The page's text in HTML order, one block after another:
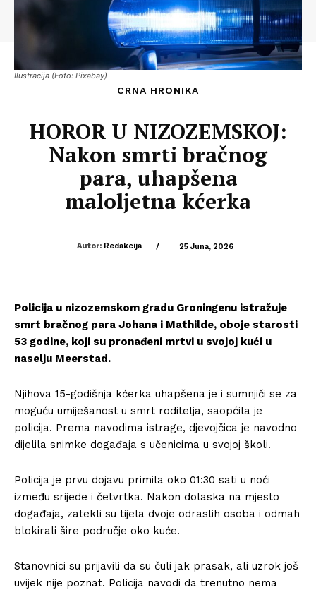
Ilustracija (Foto: Pixabay)
CRNA HRONIKA
HOROR U NIZOZEMSKOJ:
Nakon smrti bračnog
para, uhapšena
maloljetna kćerka
Autor: Redakcija / 25 Juna, 2026
Policija u nizozemskom gradu Groningenu istražuje
smrt bračnog para Johana i Mathilde, oboje starosti
53 godine, koji su pronađeni mrtvi u svojoj kući u
naselju Meerstad.
Njihova 15-godišnja kćerka uhapšena je i sumnjiči se za
moguću umiješanost u smrt roditelja, saopćila je
policija. Prema navodima istrage, djevojčica je navodno
dijelila snimke događaja s učenicima u svojoj školi.
Policija je prvu dojavu primila oko 01:30 sati u noći
između srijede i četvrtka. Nakon dolaska na mjesto
događaja, zatekli su tijela dvoje odraslih osoba i odmah
blokirali šire područje oko kuće.
Stanovnici su prijavili da su čuli jak prasak, ali uzrok još
uvijek nije poznat. Policija navodi da trenutno nema